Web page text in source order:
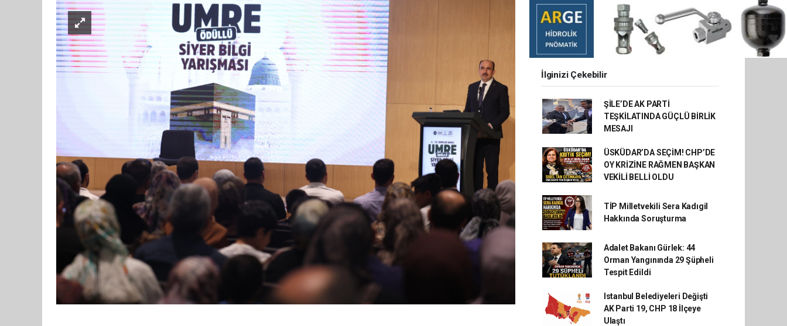
İlginizi Çekebilir
ŞİLE’DE AK PARTİ
TEŞKİLATINDA GÜÇLÜ BİRLİK
MESAJI
ÜSKÜDAR’DA SEÇİM! CHP’DE
OY KRİZİNE RAĞMEN BAŞKAN
VEKİLİ BELLİ OLDU
TİP Milletvekili Sera Kadıgil
Hakkında Soruşturma
Adalet Bakanı Gürlek: 44
Orman Yangınında 29 Şüpheli
Tespit Edildi
Istanbul Belediyeleri Değişti
AK Parti 19, CHP 18 İlçeye
Ulaştı